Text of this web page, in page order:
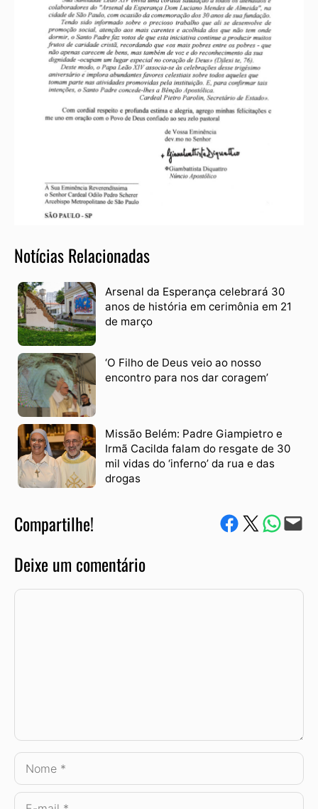
Notícias Relacionadas
Arsenal da Esperança celebrará 30
anos de história em cerimônia em 21
de março
‘O Filho de Deus veio ao nosso
encontro para nos dar coragem’
Missão Belém: Padre Giampietro e
Irmã Cacilda falam do resgate de 30
mil vidas do ‘inferno’ da rua e das
drogas
Compartilhe! Compartilhe no Facebook
Compartilhe no Twitter
Compartile via
Envie via e-mail
Deixe um comentário
Comentário
Nome
E-